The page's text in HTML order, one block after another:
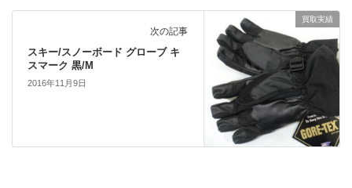
買取実績
次の記事
スキー/スノーボード グローブ キ
スマーク 黒/M
2016年11月9日